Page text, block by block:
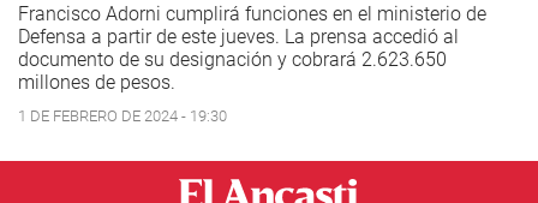
Francisco Adorni cumplirá funciones en el ministerio de
Defensa a partir de este jueves. La prensa accedió al
documento de su designación y cobrará 2.623.650
millones de pesos.
1 DE FEBRERO DE 2024 - 19:30